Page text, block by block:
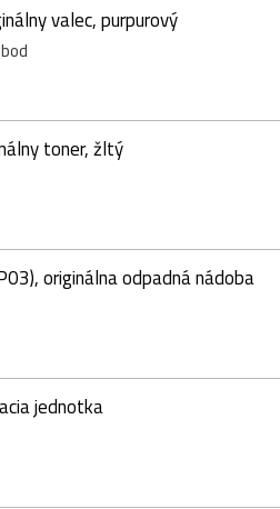
valec, purpurový
toner, žltý
originálna odpadná nádoba
jednotka